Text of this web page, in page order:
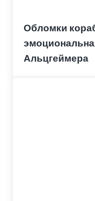
Обломки
Альцгеймера